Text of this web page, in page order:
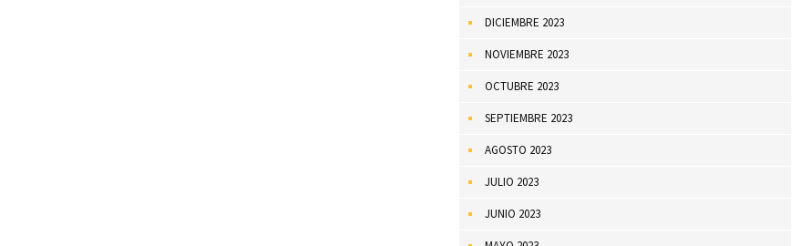
DICIEMBRE 2023
NOVIEMBRE 2023
OCTUBRE 2023
SEPTIEMBRE 2023
AGOSTO 2023
JULIO 2023
JUNIO 2023